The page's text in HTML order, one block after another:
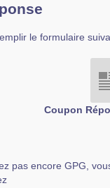
le formulaire
Coupon
pas encore GPG,